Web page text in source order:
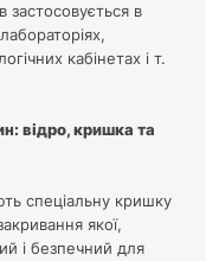
застосовується в
кабінетах і т.
відро, кришка та
спеціальну кришку
якої,
і безпечний для